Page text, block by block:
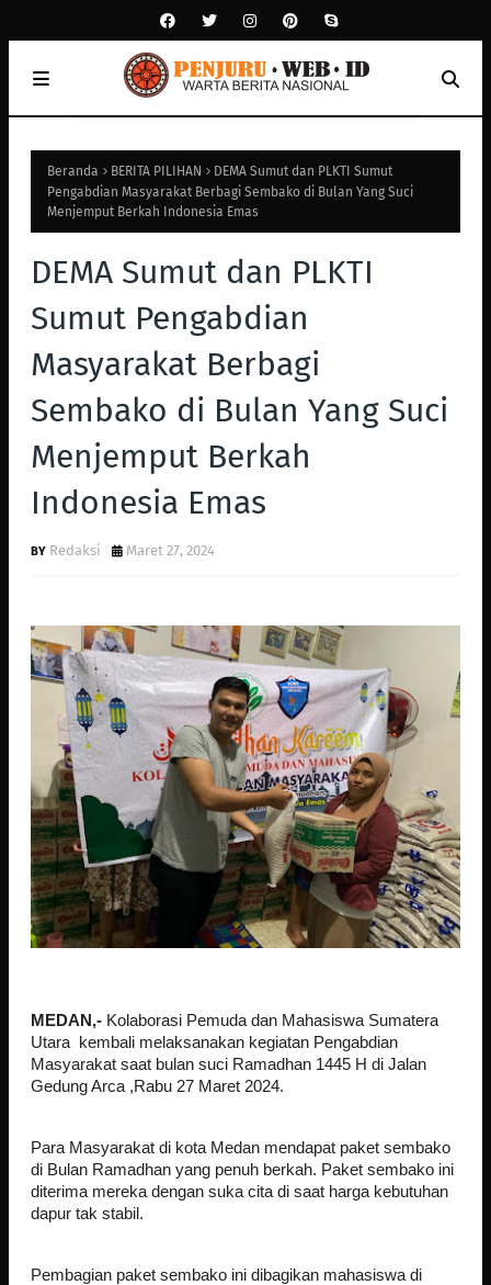
Beranda BERITA PILIHAN
DEMA Sumut dan PLKTI Sumut
Pengabdian Masyarakat Berbagi Sembako di Bulan Yang Suci
Menjemput Berkah Indonesia Emas
DEMA Sumut dan PLKTI
Sumut Pengabdian
Masyarakat Berbagi
Sembako di Bulan Yang Suci
Menjemput Berkah
Indonesia Emas
Redaksi Maret 27, 2024
MEDAN,- Kolaborasi Pemuda dan Mahasiswa Sumatera
Utara kembali melaksanakan kegiatan Pengabdian
Masyarakat saat bulan suci Ramadhan 1445 H di Jalan
Gedung Arca ,Rabu 27 Maret 2024.
Para Masyarakat di kota Medan mendapat paket sembako
di Bulan Ramadhan yang penuh berkah. Paket sembako ini
diterima mereka dengan suka cita di saat harga kebutuhan
dapur tak stabil.
Pembagian paket sembako ini dibagikan mahasiswa di